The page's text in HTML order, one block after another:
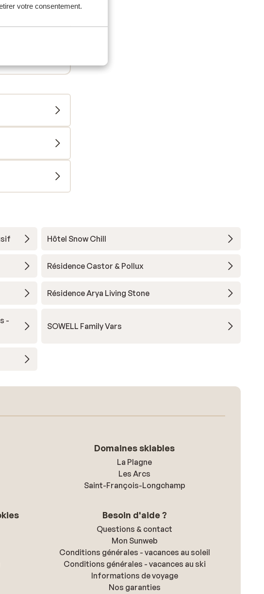
votre consentement.
environ 150
Hôtel Snow Chill
Résidence Castor & Pollux
Résidence Arya Living Stone
-
SOWELL Family Vars
Domaines skiables
La Plagne
Les Arcs
Saint-François-Longchamp
Besoin d'aide ?
Questions & contact
Mon Sunweb
Conditions générales - vacances au soleil
Conditions générales - vacances au ski
Informations de voyage
Nos garanties